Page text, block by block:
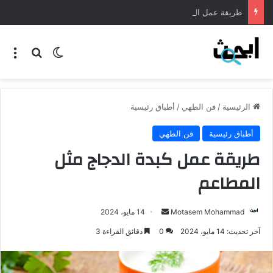
طريقة عمل المنسف الاردني
الرئيسية / فن الطهي / أطباق رئيسية
أطباق رئيسية فن الطهي
طريقة عمل كبدة الدجاج مثل
المطاعم
Motasem Mohammad 14 مايو، 2024
آخر تحديث: 14 مايو، 2024 0 دقائق القراءة 3